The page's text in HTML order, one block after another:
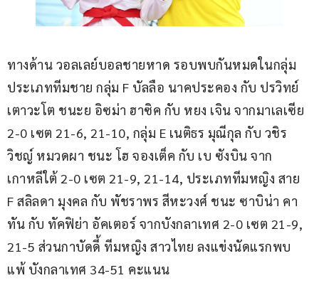
ทางด้าน วอลเลย์บอลชายหาด รอบพบกันหมดในกลุ่ม
ประเภททีมชาย กลุ่ม F บัลลือ นาคประคอง กับ ปรวิทย์
เตาวะโต ชนะย อิซม่า ฮาซิค กับ หยง เจิน จากมาเลเซีย
2-0 เซต 21-6, 21-10, กลุ่ม E เนติธร มุณีกุล กับ วชิร
วิชญ์ หมวดผา ชนะ โฮ จองเต็ค กับ เบ ซังบิน จาก
เกาหลีใต้ 2-0 เซต 21-9, 21-14, ประเภททีมหญิง สาย
F สลิลดา มุงคล กับ พัชราพร สีหะวงศ์ ชนะ ซาบิน่า คา
ทัน กับ ทัคฟิย่า อัคเตอร์ จากบังกลาเทศ 2-0 เซต 21-9,
21-5 ส่วนกาบัดดี้ ทีมหญิง สาวไทย ลงแข่งนัดแรกพบ
แพ้ บังกลาเทศ 34-51 คะแนน